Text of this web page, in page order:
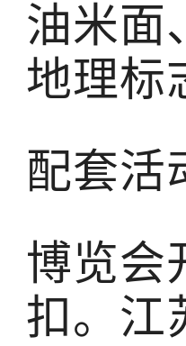
油米面
地理标
配套活
博览会
扣。江